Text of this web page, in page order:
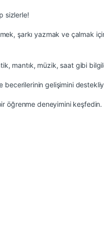
sizlerle!
şarkı yazmak ve çalmak
mantık, müzik, saat gibi
becerilerinin gelişimini
öğrenme deneyimini keşfedin.